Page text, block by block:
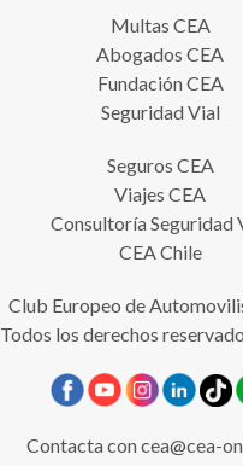
Multas CEA
Abogados CEA
Fundación CEA
Seguridad Vial
Seguros CEA
Viajes CEA
Consultoría Seguridad
CEA Chile
Club Europeo de
Todos los derechos
Contacta concea@cea-